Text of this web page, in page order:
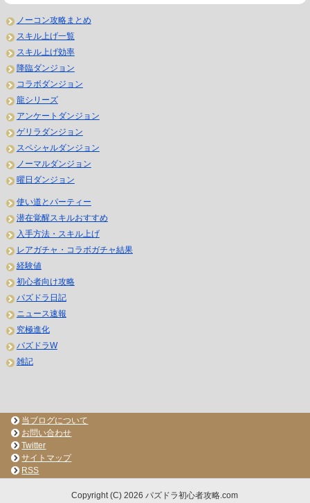
ノーコン攻略まとめ
スキル上げ一覧
スキル上げ効率
降臨ダンジョン
コラボダンジョン
龍シリーズ
アンケートダンジョン
ゲリラダンジョン
スペシャルダンジョン
ノーマルダンジョン
曜日ダンジョン
使い道とパーティー
潜在覚醒スキルおすすめ
入手方法・スキル上げ
レアガチャ・コラボガチャ結果
経験値
初心者向け攻略
パズドラ日記
ニュース速報
究極進化
パズドラW
雑記
当ブログについて
お問い合わせ
Twitter
サイトマップ
RSS
Copyright (C) 2026 パズドラ初心者攻略.com